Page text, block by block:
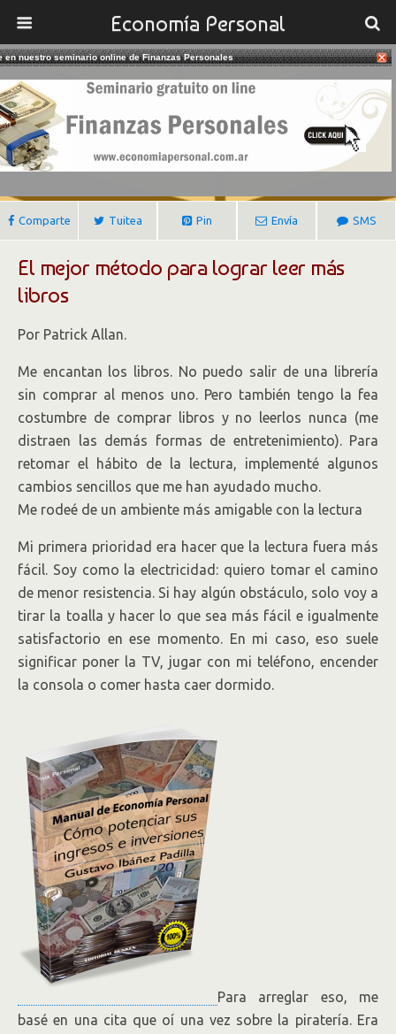
Economía Personal
30/03/2022
Cómo Lograr Leer Más Libros
Gustavo Ibañez Padilla
Comparte Tuitea Pin Envía SMS
El mejor método para lograr leer más
libros
Por Patrick Allan.
Me encantan los libros. No puedo salir de una librería
sin comprar al menos uno. Pero también tengo la fea
costumbre de comprar libros y no leerlos nunca (me
distraen las demás formas de entretenimiento). Para
retomar el hábito de la lectura, implementé algunos
cambios sencillos que me han ayudado mucho.
Me rodeé de un ambiente más amigable con la lectura
Mi primera prioridad era hacer que la lectura fuera más
fácil. Soy como la electricidad: quiero tomar el camino
de menor resistencia. Si hay algún obstáculo, solo voy a
tirar la toalla y hacer lo que sea más fácil e igualmente
satisfactorio en ese momento. En mi caso, eso suele
significar poner la TV, jugar con mi teléfono, encender
la consola o comer hasta caer dormido.
Para arreglar eso, me
basé en una cita que oí una vez sobre la piratería. Era
en nuestro seminario online de Finanzas Personales